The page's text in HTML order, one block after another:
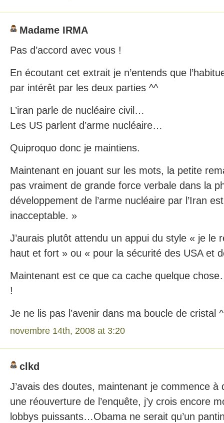
Madame IRMA
Pas d’accord avec vous !
En écoutant cet extrait je n’entends que
par intérêt par les deux parties ^^
L’iran parle de nucléaire civil…
Les US parlent d’arme nucléaire…
Quiproquo donc je maintiens.
Maintenant en jouant sur les mots, la petite
pas vraiment de grande force verbale dans la
développement de l’arme nucléaire par l’Iran
inacceptable. »
J’aurais plutôt attendu un appui du style « je le
haut et fort » ou « pour la sécurité des USA et
Maintenant est ce que ca cache quelque
!
Je ne lis pas l’avenir dans ma boucle de cristal
novembre 14th, 2008 at 3:20
clkd
J’avais des doutes, maintenant je commence
une réouverture de l’enquête, j’y crois encore
lobbys puissants…Obama ne serait qu’un